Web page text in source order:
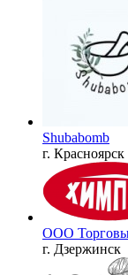
Shubabomb
г. Красноярск
ООО
г. Дзержинск